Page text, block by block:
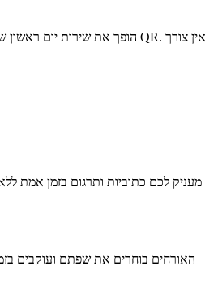
האורחים בוחרים את שפתם ועוקבים